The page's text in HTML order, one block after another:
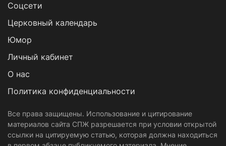
Cоцсети
Церковный календарь
Юмор
Личный кабинет
О нас
Политика конфиденциальности
Все права защищены. Использование и цитирование
материалов сайта СПЖ разрешается при условии открытой
ссылки на цитируемую статью, которая должна находиться